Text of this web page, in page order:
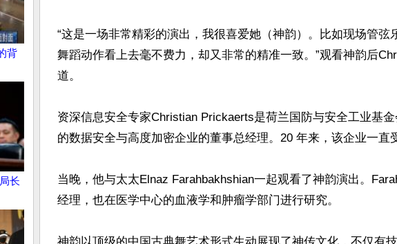
背
长
“这是一场非常精彩的演出，我很喜爱她（神韵）。比如现场管弦
舞蹈动作看上去毫不费力，却又非常的精准一致。”观看神韵后
道。
资深信息安全专家Christian Prickaerts是荷兰国防与安全工业基
的数据安全与高度加密企业的董事总经理。20 年来，该企业一直
当晚，他与太太Elnaz Farahbakhshian一起观看了神韵演出。
经理，也在医学中心的血液学和肿瘤学部门进行研究。